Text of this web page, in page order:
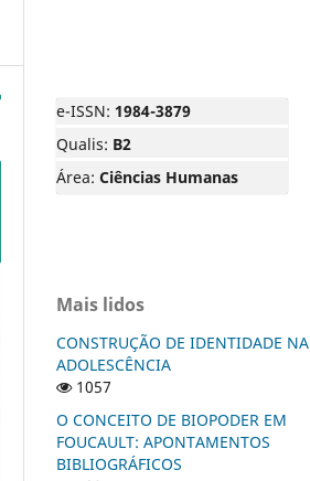
e-ISSN: 1984-3879
Qualis: B2
Área: Ciências Humanas
Mais lidos
CONSTRUÇÃO DE IDENTIDADE NA
ADOLESCÊNCIA
1057
O CONCEITO DE BIOPODER EM
FOUCAULT: APONTAMENTOS
BIBLIOGRÁFICOS